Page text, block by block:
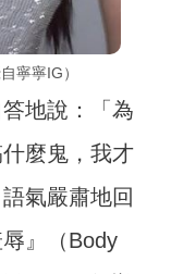
寧寧IG）
地說：「為
麼鬼，我才
氣嚴肅地回
』（Body